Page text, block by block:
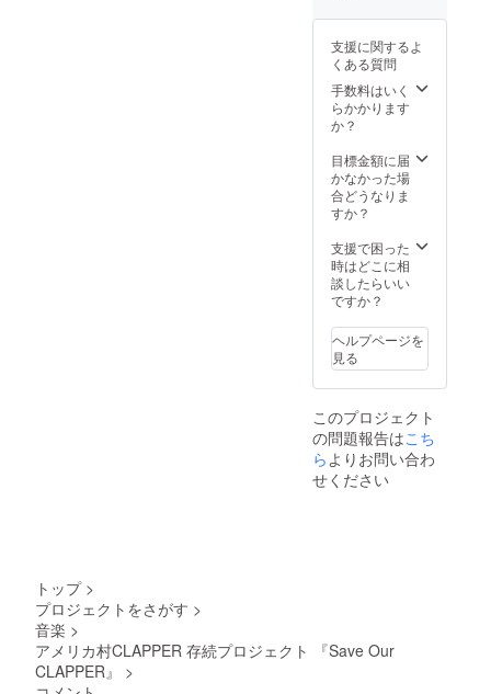
前にお
問い合
わせく
ださ
い。）
・パト
前を
CLAPP
ER入り
※「支援
時、必
ず備考
欄にご
お名前
をご記
入くだ
さい。
を特定
する内
容や公
序良俗
に反す
望日を
にて確
認させ
て頂き
ます。
・
ERで使
えるド
リンク
チケッ
※「ドリ
ンクチ
ケット
の有効
なし」
・パト
ロン様
のお名
CLAPP
ER入り
口に掲
載
※「支援
第三者
ングの
引チ
ケット
になり
ますの
で、別
になる
費用は
ありま
せん。
はメー
ルにて
ご連絡
になり
ホール
レンタ
ルご希
望日を
にて確
認させ
て頂き
ます。
・
ケット
支援に関するよ
くある質問
手数料はいく
らかかります
か？
目標金額に届
かなかった場
合どうなりま
すか？
支援で困った
時はどこに相
談したらいい
ですか？
ヘルプページを
見る
このプロジェクト
の問題報告はこち
ら よりお問い合わ
せください
トップ >
プロジェクトをさがす >
音楽 >
アメリカ村CLAPPER 存続プロジェクト 『Save Our
CLAPPER』
>